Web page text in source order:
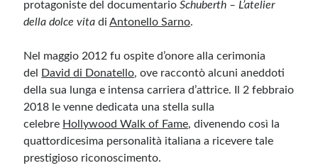
protagoniste del documentario Schuberth – L’atelier
della dolce vita di Antonello Sarno.
Nel maggio 2012 fu ospite d’onore alla cerimonia
del
David di Donatello, ove raccontò alcuni aneddoti
della sua lunga e intensa carriera d’attrice. Il 2 febbraio
2018 le venne dedicata una stella sulla
celebre Hollywood Walk of Fame, divenendo così la
quattordicesima personalità italiana a ricevere tale
prestigioso riconoscimento.